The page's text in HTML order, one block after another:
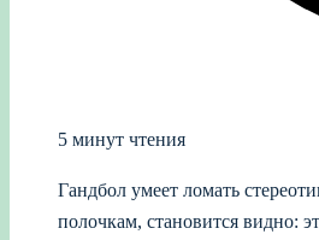
5 минут чтения
Гандбол умеет ломать
полочкам, становится видно: